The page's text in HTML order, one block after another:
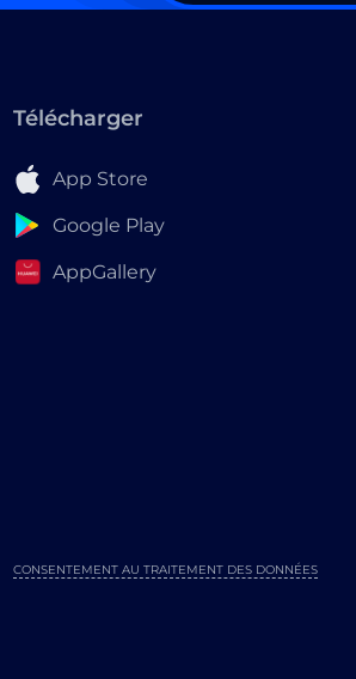
Télécharger
App Store
Google Play
AppGallery
CONSENTEMENT AU TRAITEMENT DES DONNÉES